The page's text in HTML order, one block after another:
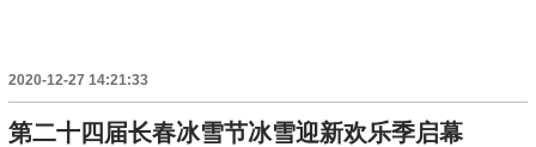
2020-12-27 14:21:33
第二十四届长春冰雪节冰雪迎新欢乐季启幕